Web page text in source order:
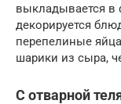
выкладывается в
декорируется
перепелиные
шарики из сыра,
С отварной